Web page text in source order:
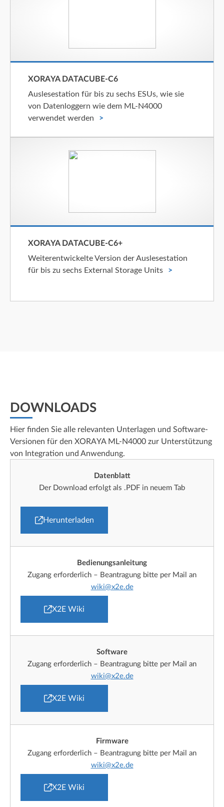
XORAYA DATACUBE-C6
Auslesestation für bis zu sechs ESUs, wie sie
von Datenloggern wie dem ML-N4000
verwendet werden
XORAYA DATACUBE-C6+
Weiterentwickelte Version der Auslesestation
für bis zu sechs External Storage Units
DOWNLOADS
Hier finden Sie alle relevanten Unterlagen und Software-
Versionen für den XORAYA ML-N4000 zur Unterstützung
von Integration und Anwendung.
Datenblatt
Der Download erfolgt als .PDF in neuem Tab
Herunterladen
Bedienungsanleitung
Zugang erforderlich – Beantragung bitte per Mail an
wiki@x2e.de
X2E Wiki
Software
Zugang erforderlich – Beantragung bitte per Mail an
wiki@x2e.de
X2E Wiki
Firmware
Zugang erforderlich – Beantragung bitte per Mail an
wiki@x2e.de
X2E Wiki